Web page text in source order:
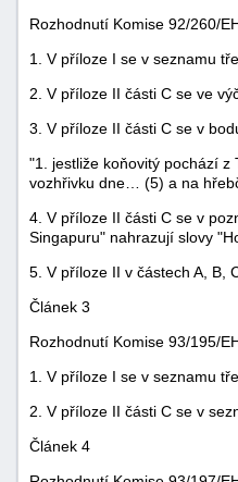
Rozhodnutí Komise 92/260/
1. V příloze I se v seznamu
2. V příloze II části C se ve
3. V příloze II části C se v
"1. jestliže koňovitý pochází
vozhřivku dne… (5) a na
4. V příloze II části C se v
Singapuru" nahrazují slovy
5. V příloze II v částech A, B,
Článek 3
Rozhodnutí Komise 93/195/
1. V příloze I se v seznamu
2. V příloze II části C se v
Článek 4